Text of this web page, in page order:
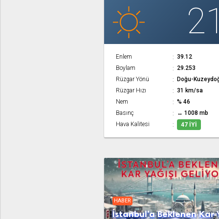
Enlem
39.12
Boylam
29.253
Rüzgar Yönü
Doğu-
Rüzgar Hızı
31 km/sa
Nem
% 46
Basınç
↔ 1008 mb
Hava Kalitesi
47 İYI
HABER
İstanbul'a Beklenen Kar